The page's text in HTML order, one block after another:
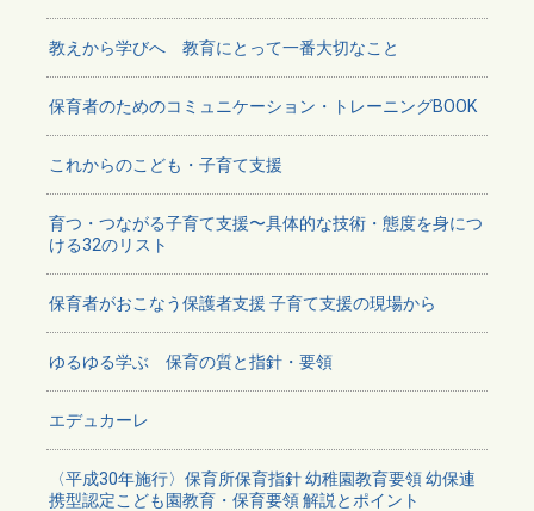
教えから学びへ 教育にとって一番大切なこと
保育者のためのコミュニケーション・トレーニングBOOK
これからのこども・子育て支援
育つ・つながる子育て支援〜具体的な技術・態度を身につ
ける32のリスト
保育者がおこなう保護者支援 子育て支援の現場から
ゆるゆる学ぶ 保育の質と指針・要領
エデュカーレ
〈平成30年施行〉保育所保育指針 幼稚園教育要領 幼保連
携型認定こども園教育・保育要領 解説とポイント